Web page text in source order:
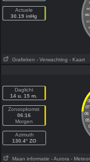
Actuele
30.19 inHg
982
Grafieken - Verwachting - Kaart
Daglicht
14 u. 15 m.
Zonsopkomst
06:16
Morgen
Azimuth
130.4° ZO
07
06
05
Maan informatie - Aurora -